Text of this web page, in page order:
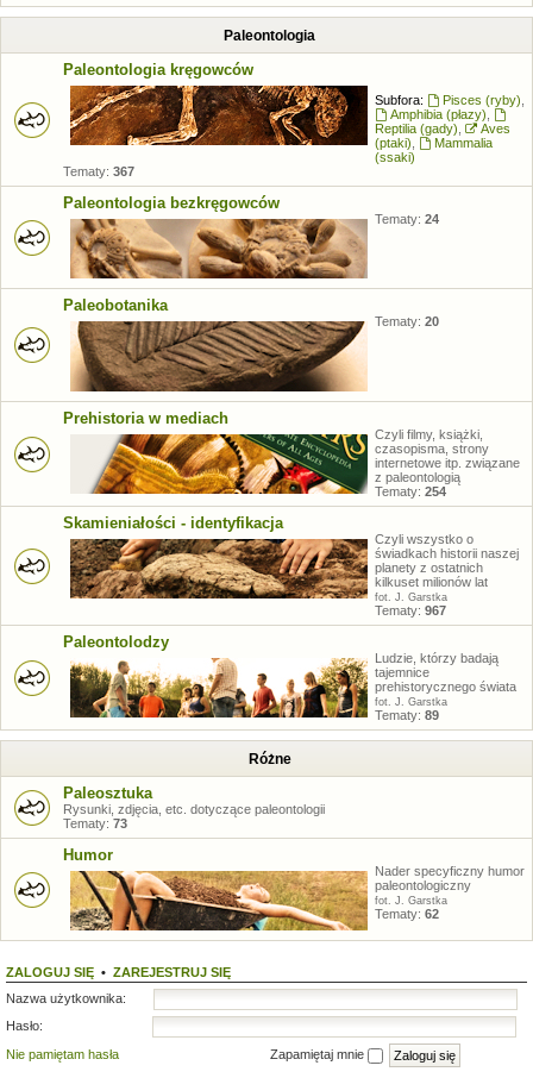
Paleontologia
Paleontologia kręgowców
Subfora: Pisces (ryby)
Amphibia (płazy)
Reptilia (gady)
Aves
(ptaki)
Mammalia
(ssaki)
Tematy: 367
Paleontologia bezkręgowców
Tematy: 24
Paleobotanika
Tematy: 20
Prehistoria w mediach
Czyli filmy, książki,
czasopisma, strony
internetowe itp. związane
z paleontologią
Tematy: 254
Skamieniałości - identyfikacja
Czyli wszystko o
świadkach historii naszej
planety z ostatnich
kilkuset milionów lat
fot. J. Garstka
Tematy: 967
Paleontolodzy
Ludzie, którzy badają
tajemnice
prehistorycznego świata
fot. J. Garstka
Tematy: 89
Różne
Paleosztuka
Rysunki, zdjęcia, etc. dotyczące paleontologii
Tematy: 73
Humor
Nader specyficzny humor
paleontologiczny
fot. J. Garstka
Tematy: 62
ZALOGUJ SIĘ • ZAREJESTRUJ SIĘ
Nazwa użytkownika:
Hasło:
Nie pamiętam hasła
Zapamiętaj mnie